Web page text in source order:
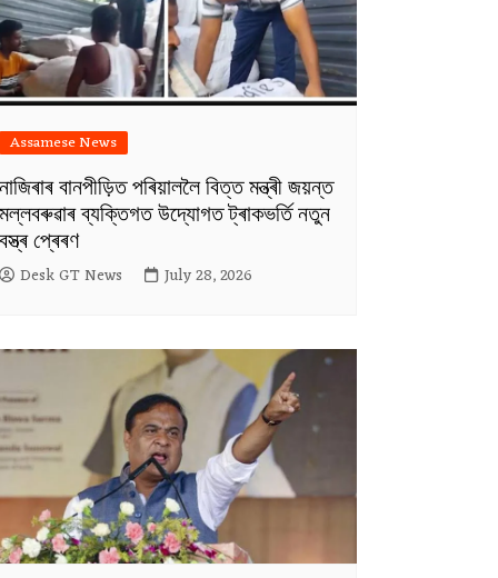
Assamese News
বানপীড়িত পৰিয়াললৈ বিত্ত মন্ত্ৰী জয়ন্ত
ব্যক্তিগত উদ্যোগত ট্ৰাকভৰ্তি নতুন
প্ৰেৰণ
Desk GT News July 28, 2026